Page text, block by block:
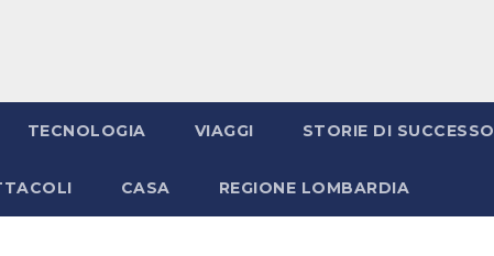
TECNOLOGIA VIAGGI STORIE DI SUCCESSO
CASA REGIONE LOMBARDIA